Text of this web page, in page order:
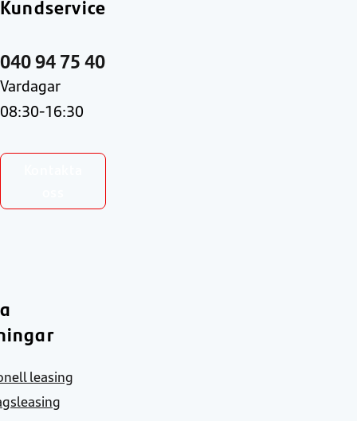
Kundservice
040 94 75 40
Vardagar
08:30-16:30
leasing